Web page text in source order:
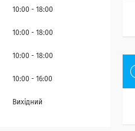
10:00 18:00
10:00 18:00
10:00 18:00
10:00 16:00
Вихідний